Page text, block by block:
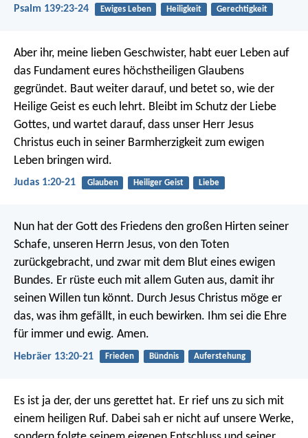
Psalm 139:23-24 Ewiges Leben Heiligkeit Gerechtigkeit
Aber ihr, meine lieben Geschwister, habt euer Leben auf
das Fundament eures höchstheiligen Glaubens
gegründet. Baut weiter darauf, und betet so, wie der
Heilige Geist es euch lehrt. Bleibt im Schutz der Liebe
Gottes, und wartet darauf, dass unser Herr Jesus
Christus euch in seiner Barmherzigkeit zum ewigen
Leben bringen wird.
Judas 1:20-21 Glauben Heiliger Geist Liebe
Nun hat der Gott des Friedens den großen Hirten seiner
Schafe, unseren Herrn Jesus, von den Toten
zurückgebracht, und zwar mit dem Blut eines ewigen
Bundes. Er rüste euch mit allem Guten aus, damit ihr
seinen Willen tun könnt. Durch Jesus Christus möge er
das, was ihm gefällt, in euch bewirken. Ihm sei die Ehre
für immer und ewig. Amen.
Hebräer 13:20-21 Frieden Bündnis Auferstehung
Es ist ja der, der uns gerettet hat. Er rief uns zu sich mit
einem heiligen Ruf. Dabei sah er nicht auf unsere Werke,